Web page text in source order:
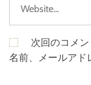
次回のコメ
名前、メールアド